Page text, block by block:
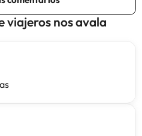
viajeros nos avala